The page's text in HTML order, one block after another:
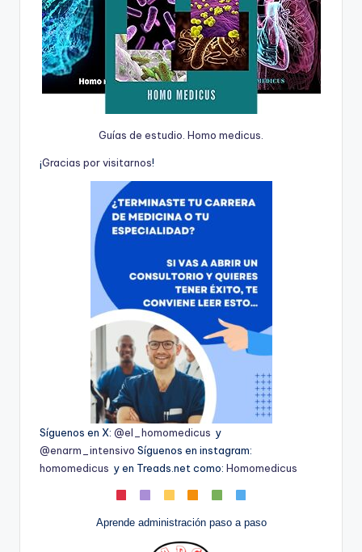
Guías de estudio. Homo medicus.
¡Gracias porvisitarnos!
Síguenos en X: @el_homomedicus y
@enarm_intensivo Síguenos en instagram:
homomedicus y en Treads.net como: Homomedicus
Aprende administración paso a paso